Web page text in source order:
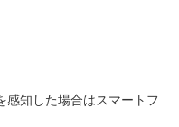
感知した場合はスマートフ